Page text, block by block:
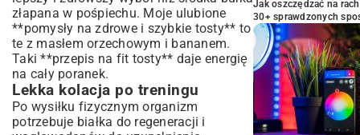
złapana w pośpiechu. Moje ulubione
**pomysły na zdrowe i szybkie tosty** to
te z masłem orzechowym i bananem.
Taki **przepis na fit tosty** daje energię
na cały poranek.
Lekka kolacja po treningu
Po wysiłku fizycznym organizm
potrzebuje białka do regeneracji i
Jak oszczędzać na
30+ sprawdzonych